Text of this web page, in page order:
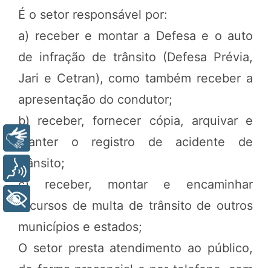
É o setor responsável por:
a) receber e montar a Defesa e o auto
de infração de trânsito (Defesa Prévia,
Jari e Cetran), como também receber a
apresentação do condutor;
b) receber, fornecer cópia, arquivar e
manter o registro de acidente de
trânsito;
c) receber, montar e encaminhar
recursos de multa de trânsito de outros
municípios e estados;
O setor presta atendimento ao público,
Libras
Voz
+ Acessibilidade